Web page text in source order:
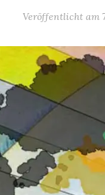
Veröffentlicht am